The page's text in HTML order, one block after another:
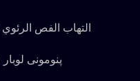
التهاب الفص الرئوي
پنومونی لوبار